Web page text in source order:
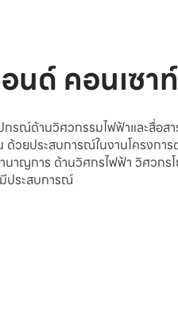
นด์ คอนเซา
รณ์ด้านวิศวกรรมไฟฟ้าและสื่อสา
วยประสบการณ์ในงานโครงกา
าญการ ด้านวิศกรไฟฟ้า วิศวกร
ประสบการณ์